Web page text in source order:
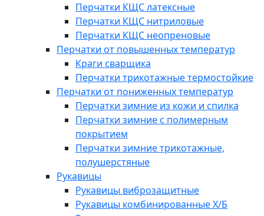
Перчатки КЩС латексные
Перчатки КЩС нитриловые
Перчатки КЩС неопреновые
Перчатки от повышенных температур
Краги сварщика
Перчатки трикотажные термостойкие
Перчатки от пониженных температур
Перчатки зимние из кожи и спилка
Перчатки зимние с полимерным
покрытием
Перчатки зимние трикотажные,
полушерстяные
Рукавицы
Рукавицы виброзащитные
Рукавицы комбинированные Х/Б